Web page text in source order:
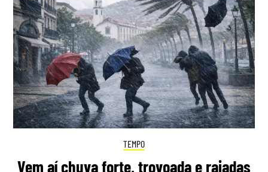
TEMPO
Vem aí chuva forte, trovoada e rajadas